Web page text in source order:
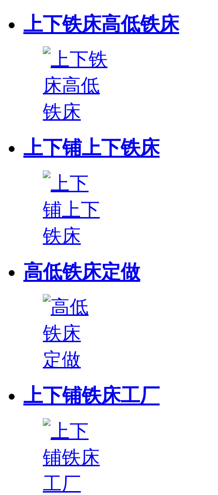
上下铁床高低铁床
上下铺上下铁床
高低铁床定做
上下铺铁床工厂